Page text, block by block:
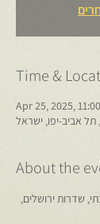
Time &
Apr 25, 2025,
About the
שדרות ירושלים,